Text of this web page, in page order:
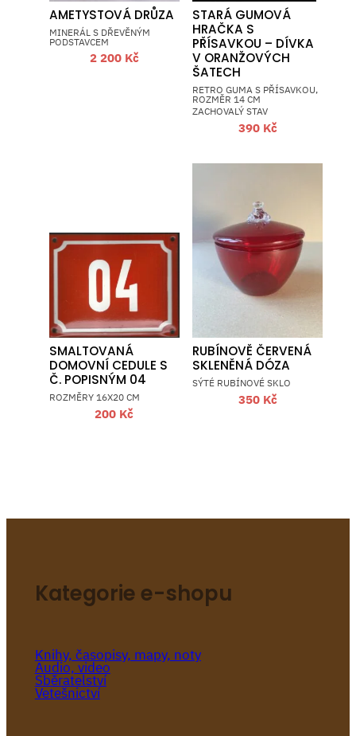
AMETYSTOVÁ DRŮZA
MINERÁL S DŘEVĚNÝM
PODSTAVCEM
2 200 Kč
STARÁ GUMOVÁ
HRAČKA S
PŘÍSAVKOU – DÍVKA
V ORANŽOVÝCH
ŠATECH
RETRO GUMA S PŘÍSAVKOU,
ROZMĚR 14 CM
ZACHOVALÝ STAV
390 Kč
SMALTOVANÁ
DOMOVNÍ CEDULE S
Č. POPISNÝM 04
ROZMĚRY 16X20 CM
200 Kč
RUBÍNOVĚ ČERVENÁ
SKLENĚNÁ DÓZA
SÝTÉ RUBÍNOVÉ SKLO
350 Kč
Kategorie e-shopu
Knihy, časopisy, mapy, noty
Audio, video
Sběratelství
Vetešnictví